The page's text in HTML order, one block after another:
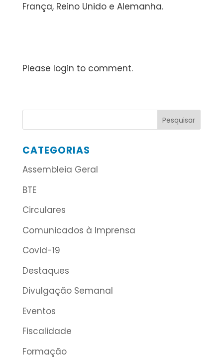
França, Reino Unido e Alemanha.
Please login to comment.
CATEGORIAS
Assembleia Geral
BTE
Circulares
Comunicados à Imprensa
Covid-19
Destaques
Divulgação Semanal
Eventos
Fiscalidade
Formação